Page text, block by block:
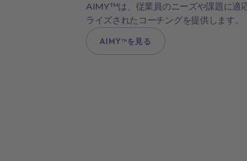
AIMY™は、従業員のニーズや課題に適
ライズされたコーチングを提供します。
AIMY™を見る